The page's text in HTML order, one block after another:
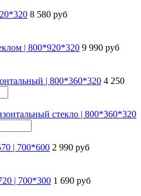
8 580 руб
| 800*920*320 9 990 руб
| 800*360*320 4 250
стекло | 800*360*320
| 700*600 2 990 руб
| 700*300 1 690 руб